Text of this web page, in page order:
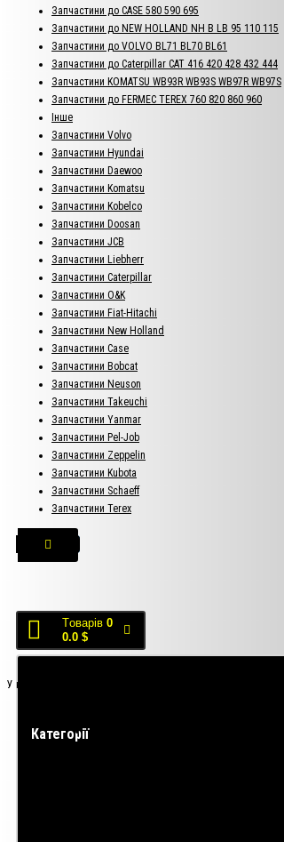
Запчастини до CASE 580 590 695
Запчастини до NEW HOLLAND NH B LB 95 110 115
Запчастини до VOLVO BL71 BL70 BL61
Запчастини до Caterpillar CAT 416 420 428 432 444
Запчастини KOMATSU WB93R WB93S WB97R WB97S
Запчастини до FERMEC TEREX 760 820 860 960
Інше
Запчастини Volvo
Запчастини Hyundai
Запчастини Daewoo
Запчастини Komatsu
Запчастини Kobelco
Запчастини Doosan
Запчастини JCB
Запчастини Liebherr
Запчастини Caterpillar
Запчастини O&K
Запчастини Fiat-Hitachi
Запчастини New Holland
Запчастини Case
Запчастини Bobcat
Запчастини Neuson
Запчастини Takeuchi
Запчастини Yanmar
Запчастини Pel-Job
Запчастини Zeppelin
Запчастини Kubota
Запчастини Schaeff
Запчастини Terex
Tоварів 0
0.0 $
У кошику порожньо!
Категорії